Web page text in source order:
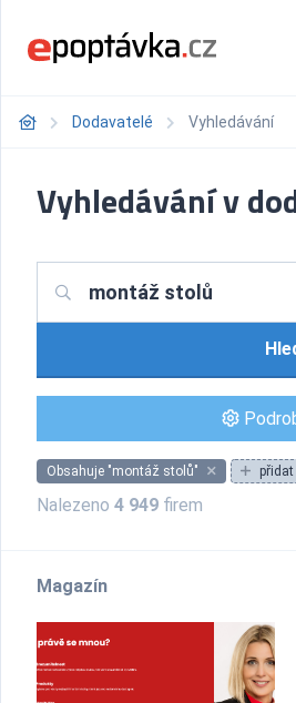
Dodavatelé Vyhledávání
Vyhledávání v
Obsahuje "montáž stolů" přidat
Nalezeno 4 949 firem
Magazín